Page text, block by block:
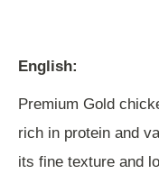
English:
Premium Gold
rich in protein and
its fine texture and